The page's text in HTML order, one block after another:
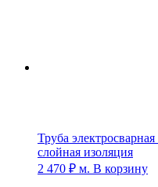
Труба
слойная изоляция
2 470 ₽ м. В корзину